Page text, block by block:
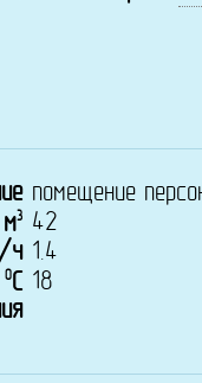
помещение
м3
42
ч 1.4
0C 18